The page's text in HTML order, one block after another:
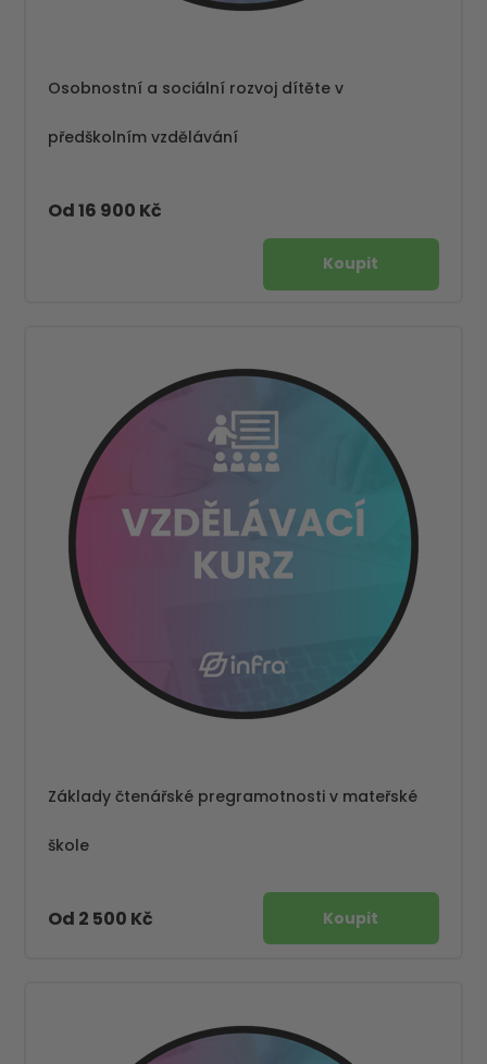
Osobnostní a sociální rozvoj dítěte v
předškolním vzdělávání
Od 16 900 Kč
Základy čtenářské pregramotnosti v mateřské
škole
Od 2 500 Kč